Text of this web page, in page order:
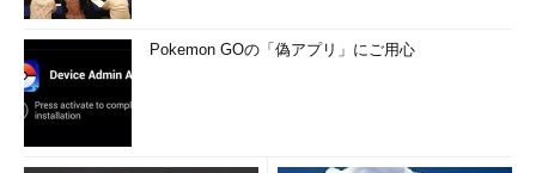
Pokemon GOの「偽アプリ」にご用心